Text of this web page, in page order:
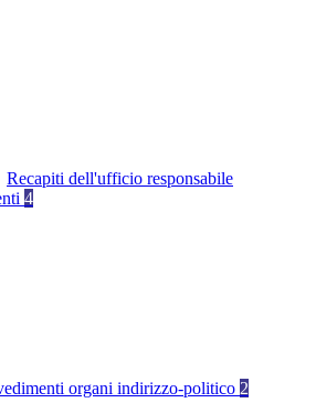
Recapiti dell'ufficio responsabile
4
organi indirizzo-politico 2